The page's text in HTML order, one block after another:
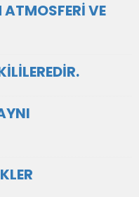
VE